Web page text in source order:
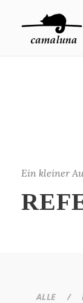
Ein kleiner
ALLE /